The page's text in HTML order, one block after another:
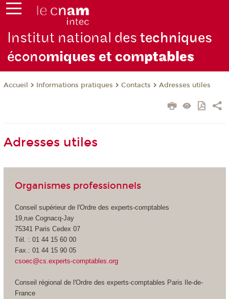
Institut national destechniques
économiques et comptables
Accueil Informations pratiques Contacts Adresses utiles
Adresses utiles
Organismes professionnels
Conseil supérieur de l'Ordre des experts-comptables
19,rue Cognacq-Jay
75341 Paris Cedex 07
Tél. : 01 44 15 60 00
Fax.: 01 44 15 90 05
csoec@cs.experts-comptables.org
Conseil régional de l'Ordre des experts-comptables Paris Ile-de-
France